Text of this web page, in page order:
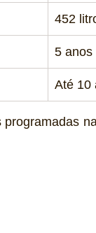
452
5 anos
Até 10